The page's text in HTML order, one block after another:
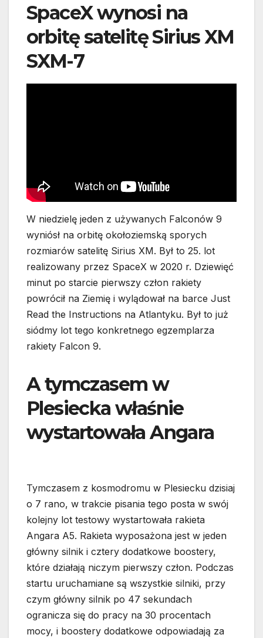
SpaceX wynosi na
orbitę satelitę Sirius XM
SXM-7
W niedzielę jeden z używanych Falconów 9
wyniósł na orbitę okołoziemską sporych
rozmiarów satelitę Sirius XM. Był to 25. lot
realizowany przez SpaceX w 2020 r. Dziewięć
minut po starcie pierwszy człon rakiety
powrócił na Ziemię i wylądował na barce Just
Read the Instructions na Atlantyku. Był to już
siódmy lot tego konkretnego egzemplarza
rakiety Falcon 9.
A tymczasem w
Plesiecka właśnie
wystartowała Angara
Tymczasem z kosmodromu w Plesiecku dzisiaj
o 7 rano, w trakcie pisania tego posta w swój
kolejny lot testowy wystartowała rakieta
Angara A5. Rakieta wyposażona jest w jeden
główny silnik i cztery dodatkowe boostery,
które działają niczym pierwszy człon. Podczas
startu uruchamiane są wszystkie silniki, przy
czym główny silnik po 47 sekundach
ogranicza się do pracy na 30 procentach
mocy, i boostery dodatkowe odpowiadają za